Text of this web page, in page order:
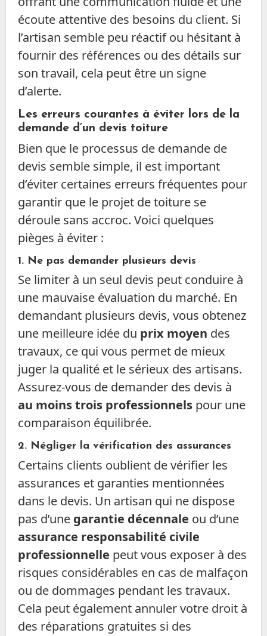
écoute attentive des besoins du client. Si
l’artisan semble peu réactif ou hésitant à
fournir des références ou des détails sur
son travail, cela peut être un signe
d’alerte.
Les erreurs courantes à éviter lors de la
demande d’un devis toiture
Bien que le processus de demande de
devis semble simple, il est important
d’éviter certaines erreurs fréquentes pour
garantir que le projet de toiture se
déroule sans accroc. Voici quelques
pièges à éviter :
1. Ne pas demander plusieurs devis
Se limiter à un seul devis peut conduire à
une mauvaise évaluation du marché. En
demandant plusieurs devis, vous obtenez
une meilleure idée du prix moyen des
travaux, ce qui vous permet de mieux
juger la qualité et le sérieux des artisans.
Assurez-vous de demander des devis à
au moins trois professionnelspour une
comparaison équilibrée.
2. Négliger la vérification des assurances
Certains clients oublient de vérifier les
assurances et garanties mentionnées
dans le devis. Un artisan qui ne dispose
pas d’une garantie décennale ou d’une
assurance responsabilité civile
professionnelle peut vous exposer à des
risques considérables en cas de malfaçon
ou de dommages pendant les travaux.
Cela peut également annuler votre droit à
des réparations gratuites si des